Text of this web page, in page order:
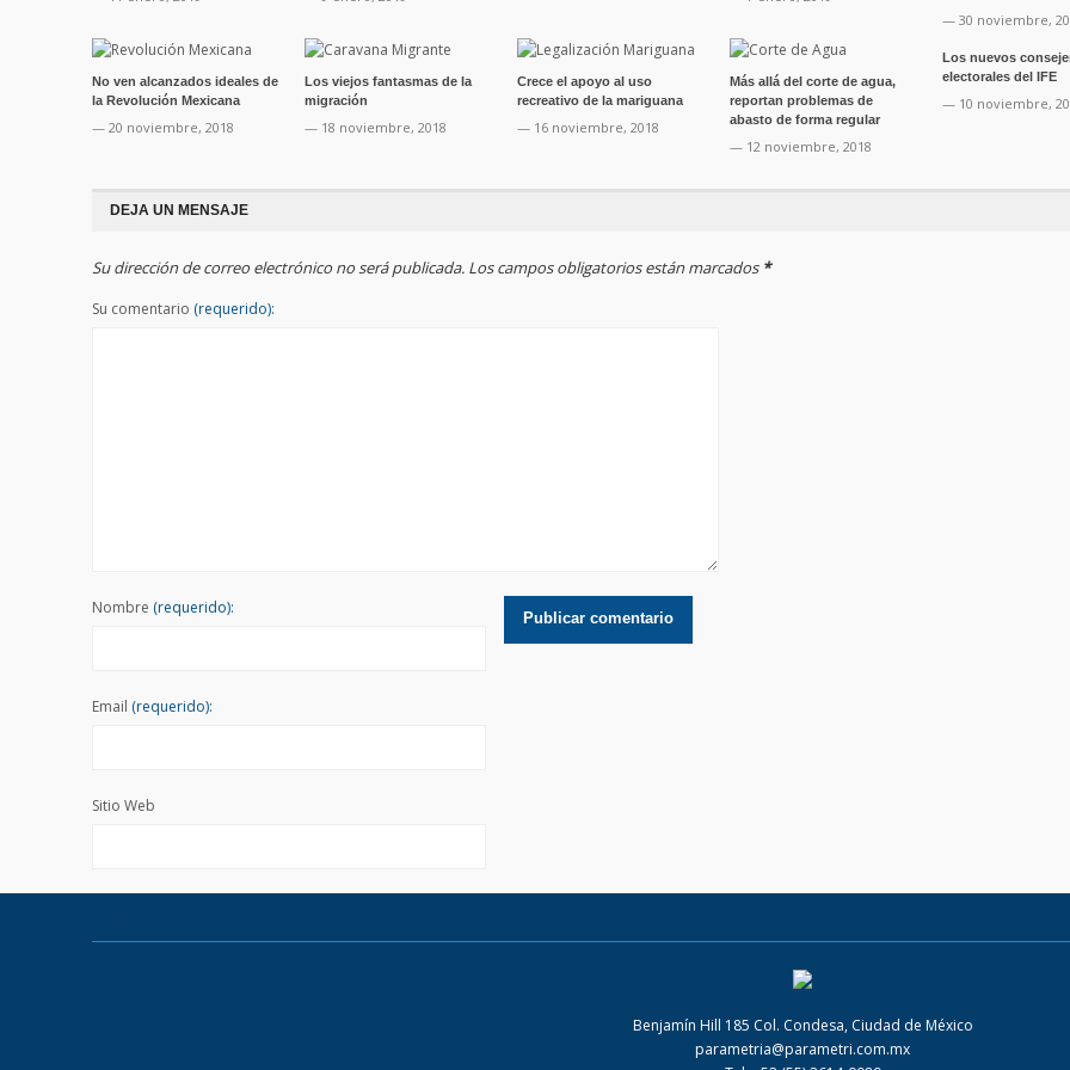
— 30 noviembre,
No ven alcanzados ideales de
la Revolución Mexicana
— 20 noviembre, 2018
Los viejos fantasmas de la
migración
— 18 noviembre, 2018
Crece el apoyo al uso
recreativo de la mariguana
— 16 noviembre, 2018
Más allá del corte de agua,
reportan problemas de
abasto de forma regular
— 12 noviembre, 2018
Los nuevos
electorales del IFE
— 10 noviembre,
DEJA UN MENSAJE
Su dirección de correo electrónico no será publicada. Los campos obligatorios están marcados *
Su comentario (requerido):
Nombre (requerido):
Email (requerido):
Sitio Web
Benjamín Hill 185 Col. Condesa, Ciudad de México
parametria@parametri.com.mx